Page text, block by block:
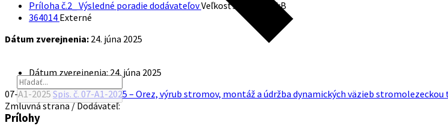
Príloha č.2_ Výsledné poradie dodávateľovVeľkosť súboru:
48 kB
364014 Externé
Dátum zverejnenia: 24. júna 2025
Dátum zverejnenia: 24. júna 2025
07-A1-2025Spis. č. 07-A1-2025 – Orez, výrub stromov, montáž a údržba dynamických väzieb stromolezeckou
Zmluvná strana / Dodávateľ:
Prílohy